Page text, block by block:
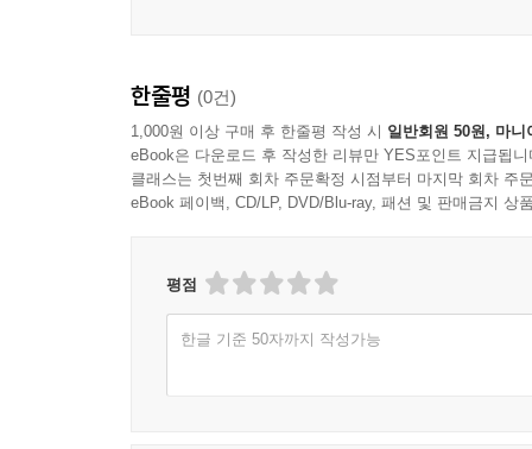
한줄평 (0건)
1,000원 이상 구매 후 한줄평 작성 시 일반회원 50원, 마니
eBook은 다운로드 후 작성한 리뷰만 YES포인트 지급됩니
클래스는 첫번째 회차 주문확정 시점부터 마지막 회차 주
eBook 페이백, CD/LP, DVD/Blu-ray, 패션 및 판매금지 상
평점
한글 기준 50자까지 작성가능